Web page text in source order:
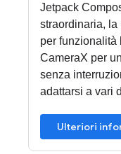
Jetpack
straordinaria,
per funzionalità
CameraX per
senza
adattarsi a vari
Ulteriori